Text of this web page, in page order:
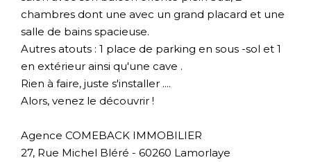
chambres dont une avec un grand placard et une
salle de bains spacieuse.
Autres atouts : 1 place de parking en sous -sol et 1
en extérieur ainsi qu'une cave .
Rien à faire, juste s'installer ....
Alors, venez le découvrir !
Agence COMEBACK IMMOBILIER
27, Rue Michel Bléré - 60260 Lamorlaye